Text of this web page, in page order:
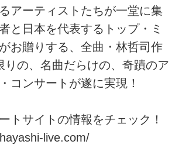
アーティストたちが一堂に集
と日本を代表するトップ・ミ
お贈りする、全曲・林哲司作
りの、名曲だらけの、奇蹟のア
コンサートが遂に実現！
トサイトの情報をチェック！
live.com/